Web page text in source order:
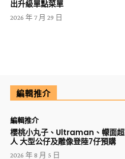
出升級單點菜單
2026 年 7 月 29 日
編輯推介
編輯推介
櫻桃小丸子、Ultraman、幪面超
人 大型公仔及雕像登陸7仔預購
2026 年 8 月 5 日